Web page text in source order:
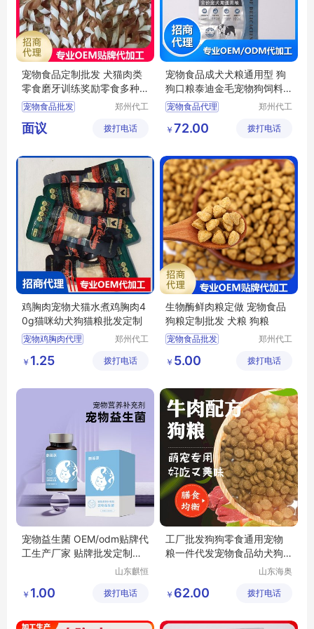
宠物食品定制批发 犬猫肉类
零食磨牙训练奖励零食多种
口味
宠物食品批发
宠物食品采购
宠物食品贴牌
犬猫肉类零食代理
郑州代工
技有限公
面议 拨打电话
宠物食品成犬犬粮通用型 狗
狗口粮泰迪金毛宠物狗饲料
批发
宠物食品代理
宠物食品加工
狗饲料批发
郑州代工
技有限公
￥ 72.00 拨打电话
鸡胸肉宠物犬猫水煮鸡胸肉4
0g猫咪幼犬狗猫粮批发定制
宠物鸡胸肉代理
宠物食品代理
郑州代工
技有限公
￥ 1.25 拨打电话
生物酶鲜肉粮定做 宠物食品
狗粮定制批发 犬粮 狗粮
宠物食品批发
鲜肉狗粮定做
郑州代工
技有限公
￥ 5.00 拨打电话
宠物益生菌 OEM/odm贴牌代
工生产厂家 贴牌批发定制生
山东麒恒
公司
￥ 1.00 拨打电话
工厂批发狗狗零食通用宠物
粮一件代发宠物食品幼犬狗
山东海奥
品有限公
￥ 62.00 拨打电话